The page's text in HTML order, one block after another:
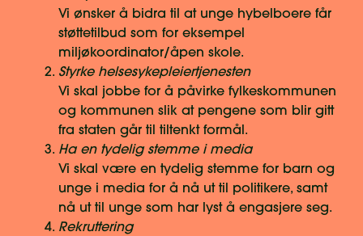
Vi ønsker å bidra til at unge hybelboere får
støttetilbud som for eksempel
miljøkoordinator/åpen skole.
Styrke helsesykepleiertjenesten
Vi skal jobbe for å påvirke fylkeskommunen
og kommunen slik at pengene som blir gitt
fra staten går til tiltenkt formål.
Ha en tydelig stemme i media
Vi skal være en tydelig stemme for barn og
unge i media for å nå ut til politikere, samt
nå ut til unge som har lyst å engasjere seg.
Rekruttering